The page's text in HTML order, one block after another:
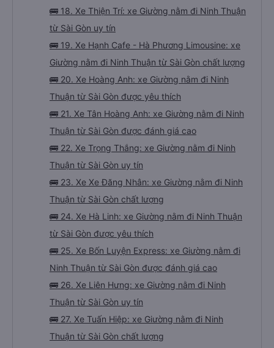
🚌 18. Xe Thiện Trí: xe Giường nằm đi Ninh Thuận
từ Sài Gòn uy tín
🚌 19. Xe Hạnh Cafe - Hà Phương Limousine: xe
Giường nằm đi Ninh Thuận từ Sài Gòn chất lượng
🚌 20. Xe Hoàng Anh: xe Giường nằm đi Ninh
Thuận từ Sài Gòn được yêu thích
🚌 21. Xe Tân Hoàng Anh: xe Giường nằm đi Ninh
Thuận từ Sài Gòn được đánh giá cao
🚌 22. Xe Trọng Thắng: xe Giường nằm đi Ninh
Thuận từ Sài Gòn uy tín
🚌 23. Xe Xe Đăng Nhân: xe Giường nằm đi Ninh
Thuận từ Sài Gòn chất lượng
🚌 24. Xe Hà Linh: xe Giường nằm đi Ninh Thuận
từ Sài Gòn được yêu thích
🚌 25. Xe Bốn Luyện Express: xe Giường nằm đi
Ninh Thuận từ Sài Gòn được đánh giá cao
🚌 26. Xe Liên Hưng: xe Giường nằm đi Ninh
Thuận từ Sài Gòn uy tín
🚌 27. Xe Tuấn Hiệp: xe Giường nằm đi Ninh
Thuận từ Sài Gòn chất lượng